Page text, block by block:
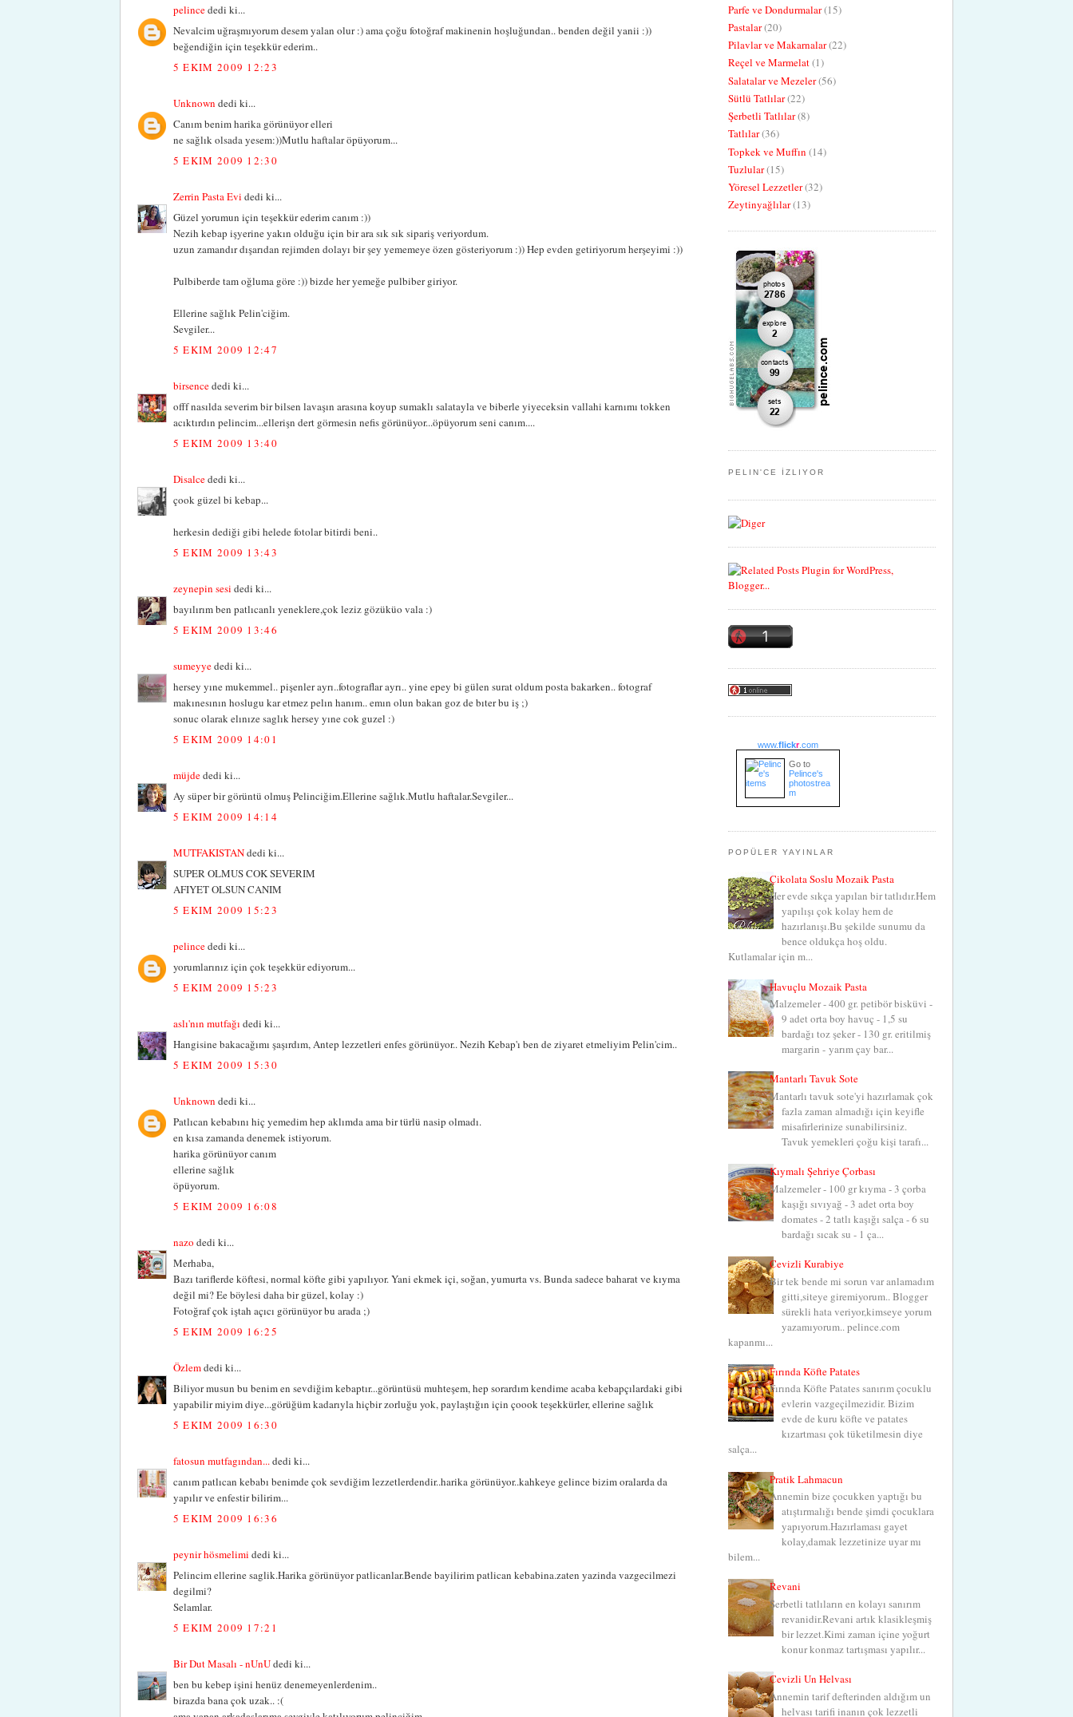
pelincededi ki...
Nevalcim uğraşmıyorum desem yalan olur :) ama çoğu fotoğraf makinenin hoşluğundan.. benden değil yanii :))
beğendiğin için teşekkür ederim..
5 EKIM 2009 12:23
Unknown dedi ki...
Canım benim harika görünüyor elleri
ne sağlık olsada yesem:))Mutlu haftalar öpüyorum...
5 EKIM 2009 12:30
Zerrin Pasta Evi dedi ki...
Güzel yorumun için teşekkür ederim canım :))
Nezih kebap işyerine yakın olduğu için bir ara sık sık sipariş veriyordum.
uzun zamandır dışarıdan rejimden dolayı bir şey yememeye özen gösteriyorum :)) Hep evden getiriyorum herşeyimi :))
Pulbiberde tam oğluma göre :)) bizde her yemeğe pulbiber giriyor.
Ellerine sağlık Pelin'ciğim.
Sevgiler...
5 EKIM 2009 12:47
birsencededi ki...
offf nasılda severim bir bilsen lavaşın arasına koyup sumaklı salatayla ve biberle yiyeceksin vallahi karnımı tokken
acıktırdın pelincim...ellerişn dert görmesin nefis görünüyor...öpüyorum seni canım....
5 EKIM 2009 13:40
Disalcededi ki...
çook güzel bi kebap...
herkesin dediği gibi helede fotolar bitirdi beni..
5 EKIM 2009 13:43
zeynepin sesi dedi ki...
bayılırım ben patlıcanlı yeneklere,çok leziz gözüküo vala :)
5 EKIM 2009 13:46
sumeyyededi ki...
hersey yıne mukemmel.. pişenler ayrı..fotograflar ayrı.. yine epey bi gülen surat oldum posta bakarken.. fotograf
makınesının hoslugu kar etmez pelın hanım.. emın olun bakan goz de bıter bu iş ;)
sonuc olarak elınıze saglık hersey yıne cok guzel :)
5 EKIM 2009 14:01
müjdededi ki...
Ay süper bir görüntü olmuş Pelinciğim.Ellerine sağlık.Mutlu haftalar.Sevgiler...
5 EKIM 2009 14:14
MUTFAKISTANdedi ki...
SUPER OLMUS COK SEVERIM
AFIYET OLSUN CANIM
5 EKIM 2009 15:23
pelincededi ki...
yorumlarınız için çok teşekkür ediyorum...
5 EKIM 2009 15:23
aslı'nın mutfağı dedi ki...
Hangisine bakacağımı şaşırdım, Antep lezzetleri enfes görünüyor.. Nezih Kebap'ı ben de ziyaret etmeliyim Pelin'cim..
5 EKIM 2009 15:30
Unknown dedi ki...
Patlıcan kebabını hiç yemedim hep aklımda ama bir türlü nasip olmadı.
en kısa zamanda denemek istiyorum.
harika görünüyor canım
ellerine sağlık
öpüyorum.
5 EKIM 2009 16:08
nazo dedi ki...
Merhaba,
Bazı tariflerde köftesi, normal köfte gibi yapılıyor. Yani ekmek içi, soğan, yumurta vs. Bunda sadece baharat ve kıyma
değil mi? Ee böylesi daha bir güzel, kolay :)
Fotoğraf çok iştah açıcı görünüyor bu arada ;)
5 EKIM 2009 16:25
Özlemdedi ki...
Biliyor musun bu benim en sevdiğim kebaptır...görüntüsü muhteşem, hep sorardım kendime acaba kebapçılardaki gibi
yapabilir miyim diye...görüğüm kadarıyla hiçbir zorluğu yok, paylaştığın için çoook teşekkürler, ellerine sağlık
5 EKIM 2009 16:30
fatosun mutfagından... dedi ki...
canım patlıcan kebabı benimde çok sevdiğim lezzetlerdendir..harika görünüyor..kahkeye gelince bizim oralarda da
yapılır ve enfestir bilirim...
5 EKIM 2009 16:36
peynir hösmelimi dedi ki...
Pelincim ellerine saglik.Harika görünüyor patlicanlar.Bende bayilirim patlican kebabina.zaten yazinda vazgecilmezi
degilmi?
Selamlar.
5 EKIM 2009 17:21
Bir Dut Masalı - nUnUdedi ki...
ben bu kebep işini henüz denemeyenlerdenim..
birazda bana çok uzak.. :(
Parfe ve Dondurmalar(15)
Pastalar(20)
Pilavlar ve Makarnalar(22)
Reçel ve Marmelat(1)
Salatalar ve Mezeler(56)
Sütlü Tatlılar(22)
Şerbetli Tatlılar(8)
Tatlılar(36)
Topkek ve Muffın (14)
Tuzlular(15)
Yöresel Lezzetler(32)
Zeytinyağlılar(13)
PELIN'CE İZLIYOR
www.flickr.com
Go to
Pelince's
photostrea
m
POPÜLER YAYINLAR
Çikolata Soslu Mozaik Pasta
Her evde sıkça yapılan bir tatlıdır.Hem
yapılışı çok kolay hem de
hazırlanışı.Bu şekilde sunumu da
bence oldukça hoş oldu.
Kutlamalar için m...
Havuçlu Mozaik Pasta
Malzemeler - 400 gr. petibör bisküvi -
9 adet orta boy havuç - 1,5 su
bardağı toz şeker - 130 gr. eritilmiş
margarin - yarım çay bar...
Mantarlı Tavuk Sote
Mantarlı tavuk sote'yi hazırlamak çok
fazla zaman almadığı için keyifle
misafirlerinize sunabilirsiniz.
Tavuk yemekleri çoğu kişi tarafı...
Kıymalı Şehriye Çorbası
Malzemeler - 100 gr kıyma - 3 çorba
kaşığı sıvıyağ - 3 adet orta boy
domates - 2 tatlı kaşığı salça - 6 su
bardağı sıcak su - 1 ça...
Cevizli Kurabiye
Bir tek bende mi sorun var anlamadım
gitti,siteye giremiyorum.. Blogger
sürekli hata veriyor,kimseye yorum
yazamıyorum.. pelince.com
kapanmı...
Fırında Köfte Patates
Fırında Köfte Patates sanırım çocuklu
evlerin vazgeçilmezidir. Bizim
evde de kuru köfte ve patates
kızartması çok tüketilmesin diye
salça...
Pratik Lahmacun
Annemin bize çocukken yaptığı bu
atıştırmalığı bende şimdi çocuklara
yapıyorum.Hazırlaması gayet
kolay,damak lezzetinize uyar mı
bilem...
Revani
Şerbetli tatlıların en kolayı sanırım
revanidir.Revani artık klasikleşmiş
bir lezzet.Kimi zaman içine yoğurt
konur konmaz tartışması yapılır...
Cevizli Un Helvası
Annemin tarif defterinden aldığım un
helvası tarifi inanın çok lezzetli